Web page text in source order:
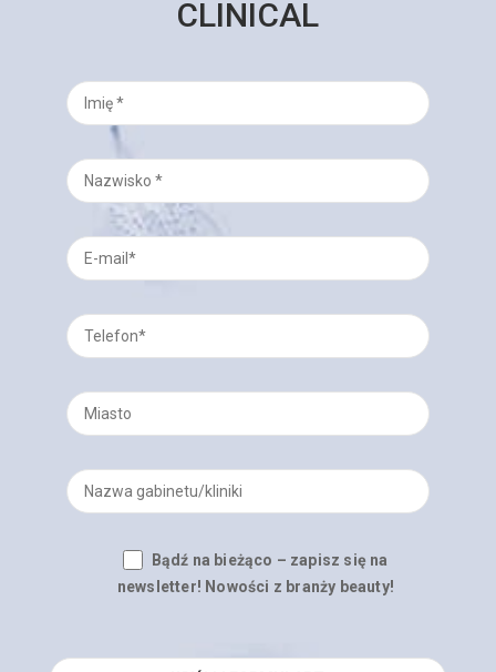
CLINICAL
Bądź na bieżąco – zapisz się na
newsletter! Nowości z branży beauty!